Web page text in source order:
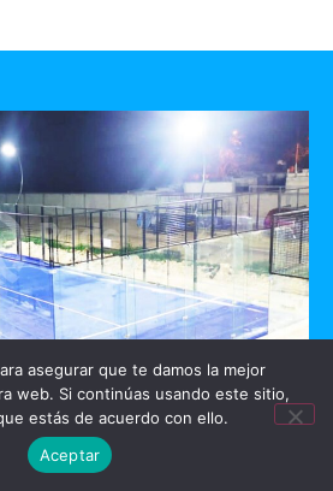
PADEL
asegurar que te damos la mejor
web. Si continúas usando este sitio,
estás de acuerdo con ello.
Aceptar